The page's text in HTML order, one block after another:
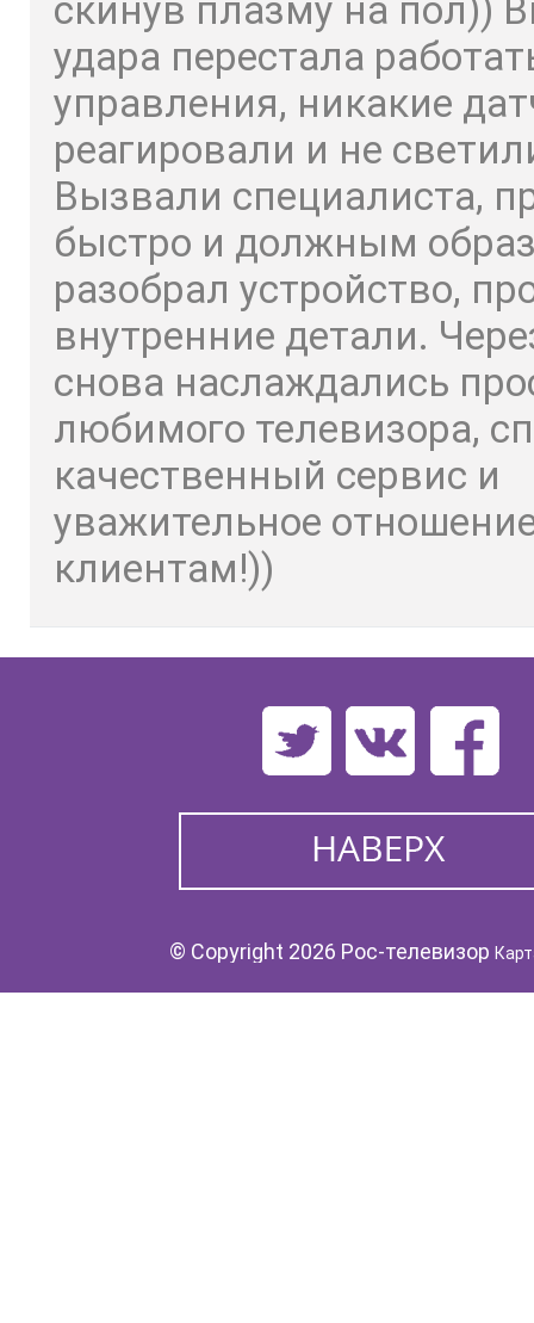
скинув плазму на пол))
удара перестала
управления, никакие
реагировали и не
Вызвали специалиста,
быстро и должным
разобрал устройство,
внутренние детали.
снова наслаждались
любимого телевизора,
качественный сервис и
уважительное
клиентам!))
© Copyright 2026 Рос-телевизор